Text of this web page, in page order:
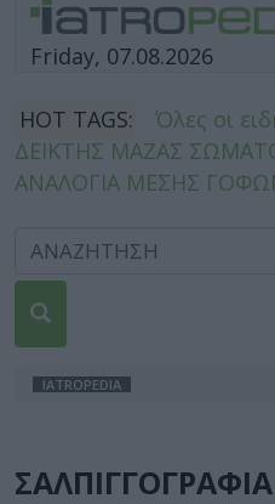
Friday, 07.08.2026
HOT TAGS:
Όλες οι
ΔΕΙΚΤΗΣ ΜΑΖΑΣ
ΑΝΑΛΟΓΙΑ ΜΕΣΗΣ
IATROPEDIA
ΣΑΛΠΙΓΓΟΓΡΑΦΙΑ